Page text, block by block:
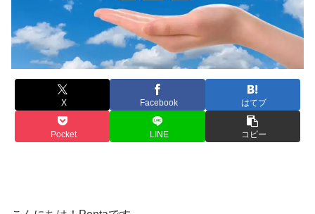
X Facebook はてブ
Pocket LINE コピー